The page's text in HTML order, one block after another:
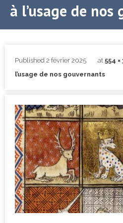
à l’usage de nos
Published 2 février 2025 at 554 ×
l’usage de nos gouvernants